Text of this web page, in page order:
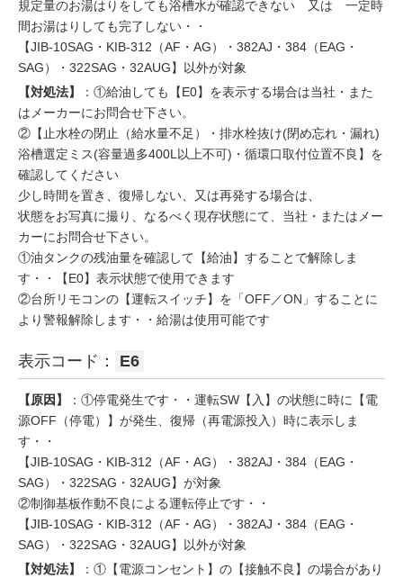
規定量のお湯はりをしても浴槽水が確認できない 又は 一定時
間お湯はりしても完了しない・・
【JIB-10SAG・KIB-312（AF・AG）・382AJ・384（EAG・
SAG）・322SAG・32AUG】以外が対象
【対処法】
：①給油しても【E0】を表示する場合は当社・また
はメーカーにお問合せ下さい。
②【止水栓の閉止（給水量不足）・排水栓抜け(閉め忘れ・漏れ)
浴槽選定ミス(容量過多400L以上不可)・循環口取付位置不良】を
確認してください
少し時間を置き、復帰しない、又は再発する場合は、
状態をお写真に撮り、なるべく現存状態にて、当社・またはメー
カーにお問合せ下さい。
①油タンクの残油量を確認して【給油】することで解除しま
す・・【E0】表示状態で使用できます
②台所リモコンの【運転スイッチ】を「OFF／ON」することに
より警報解除します・・給湯は使用可能です
表示コード： E6
【原因】
：①停電発生です・・運転SW【入】の状態に時に【電
源OFF（停電）】が発生、復帰（再電源投入）時に表示しま
す・・
【JIB-10SAG・KIB-312（AF・AG）・382AJ・384（EAG・
SAG）・322SAG・32AUG】が対象
②制御基板作動不良による運転停止です・・
【JIB-10SAG・KIB-312（AF・AG）・382AJ・384（EAG・
SAG）・322SAG・32AUG】以外が対象
【対処法】
：①【電源コンセント】の【接触不良】の場合があり